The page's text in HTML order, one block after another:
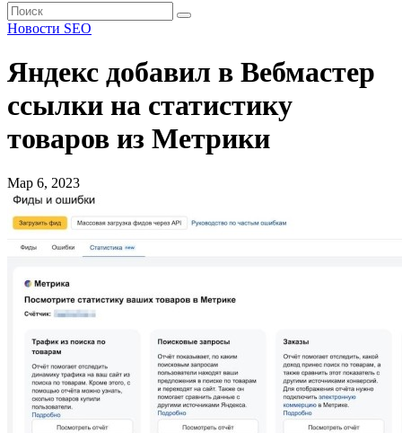
Новости SEO
Яндекс добавил в Вебмастер
ссылки на статистику
товаров из Метрики
Мар 6, 2023